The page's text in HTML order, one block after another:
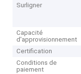
Surligner
Capacité
d'approvisionnement
Certification
Conditions de
paiement